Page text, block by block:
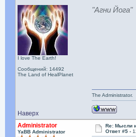
I love The Earth!
Сообщений: 14492
The Land of HealPlanet
"Агни Йога"
Наверх
The Administrator.
Administrator
YaBB Administrator
Re: Мысли
Ответ #5 -